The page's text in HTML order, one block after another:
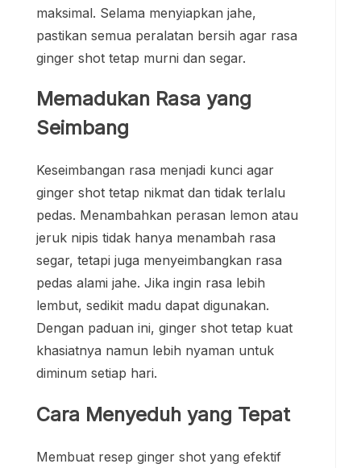
maksimal. Selama menyiapkan jahe,
pastikan semua peralatan bersih agar rasa
ginger shot tetap murni dan segar.
Memadukan Rasa yang
Seimbang
Keseimbangan rasa menjadi kunci agar
ginger shot tetap nikmat dan tidak terlalu
pedas. Menambahkan perasan lemon atau
jeruk nipis tidak hanya menambah rasa
segar, tetapi juga menyeimbangkan rasa
pedas alami jahe. Jika ingin rasa lebih
lembut, sedikit madu dapat digunakan.
Dengan paduan ini, ginger shot tetap kuat
khasiatnya namun lebih nyaman untuk
diminum setiap hari.
Cara Menyeduh yang Tepat
Membuat resep ginger shot yang efektif